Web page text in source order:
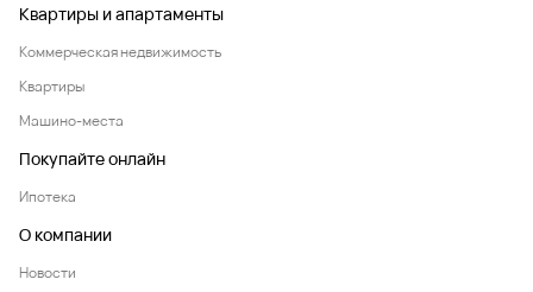
Квартиры и апартаменты
Коммерческая недвижимость
Квартиры
Машино-места
Покупайте онлайн
Ипотека
О компании
Новости